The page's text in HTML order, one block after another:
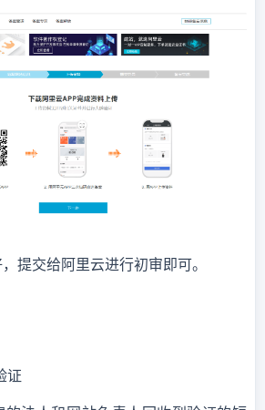
提交给阿里云进行初审即可。
证